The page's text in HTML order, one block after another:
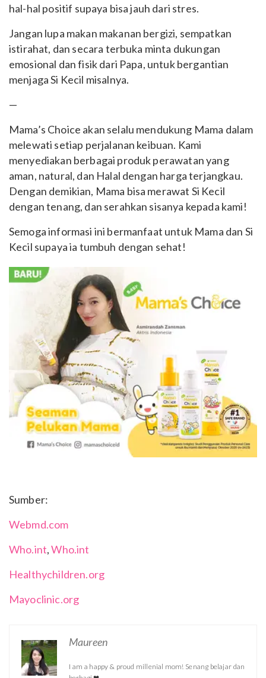
hal-hal positif supaya bisa jauh dari stres.
Jangan lupa makan makanan bergizi, sempatkan
istirahat, dan secara terbuka minta dukungan
emosional dan fisik dari Papa, untuk bergantian
menjaga Si Kecil misalnya.
—
Mama’s Choice akan selalu mendukung Mama dalam
melewati setiap perjalanan keibuan. Kami
menyediakan berbagai produk perawatan yang
aman, natural, dan Halal dengan harga terjangkau.
Dengan demikian, Mama bisa merawat Si Kecil
dengan tenang, dan serahkan sisanya kepada kami!
Semoga informasi ini bermanfaat untuk Mama dan Si
Kecil supaya ia tumbuh dengan sehat!
Sumber:
Webmd.com
Who.int,Who.int
Healthychildren.org
Mayoclinic.org
Maureen
I am a happy & proud millenial mom! Senang belajar dan